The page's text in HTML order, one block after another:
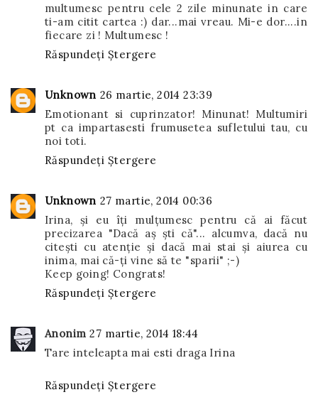
multumesc pentru cele 2 zile minunate in care
ti-am citit cartea :) dar...mai vreau. Mi-e dor....in
fiecare zi ! Multumesc !
Răspundeți Ștergere
Unknown 26 martie, 2014 23:39
Emotionant si cuprinzator! Minunat! Multumiri
pt ca impartasesti frumusetea sufletului tau, cu
noi toti.
Răspundeți Ștergere
Unknown 27 martie, 2014 00:36
Irina, şi eu îţi mulţumesc pentru că ai făcut
precizarea "Dacă aş şti că"... alcumva, dacă nu
citeşti cu atenţie şi dacă mai stai şi aiurea cu
inima, mai că-ţi vine să te "sparii" ;-)
Keep going! Congrats!
Răspundeți Ștergere
Anonim 27 martie, 2014 18:44
Tare inteleapta mai esti draga Irina
Răspundeți Ștergere